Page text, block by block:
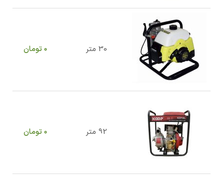
30 متر 0 تومان
92 متر 0 تومان